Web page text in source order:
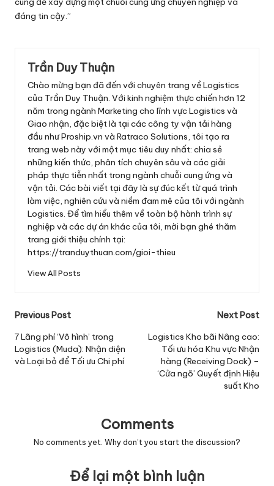
đáng tin cậy.”
Trần Duy Thuận
Chào mừng bạn đã đến với chuyên trang về Logistics
của Trần Duy Thuận. Với kinh nghiệm thực chiến hơn 12
năm trong ngành Marketing cho lĩnh vực Logistics và
Giao nhận, đặc biệt là tại các công ty vận tải hàng
đầu như Proship.vn và Ratraco Solutions, tôi tạo ra
trang web này với một mục tiêu duy nhất: chia sẻ
những kiến thức, phân tích chuyên sâu và các giải
pháp thực tiễn nhất trong ngành chuỗi cung ứng và
vận tải. Các bài viết tại đây là sự đúc kết từ quá trình
làm việc, nghiên cứu và niềm đam mê của tôi với ngành
Logistics. Để tìm hiểu thêm về toàn bộ hành trình sự
nghiệp và các dự án khác của tôi, mời bạn ghé thăm
trang giới thiệu chính tại:
https://tranduythuan.com/gioi-thieu
View All Posts
Post
navigation
Previous Post
7 Lãng phí ‘Vô hình’ trong
Logistics (Muda): Nhận diện
và Loại bỏ để Tối ưu Chi phí
Next Post
Logistics Kho bãi Nâng cao:
Tối ưu hóa Khu vực Nhận
hàng (Receiving Dock) –
‘Cửa ngõ’ Quyết định Hiệu
suất Kho
Comments
No comments yet. Why don’t you start the discussion?
Để lại một bình luận